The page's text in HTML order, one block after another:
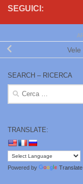
SEGUICI:
Vele
SEARCH – RICERCA
Ricerca
TRANSLATE:
Powered by Translate